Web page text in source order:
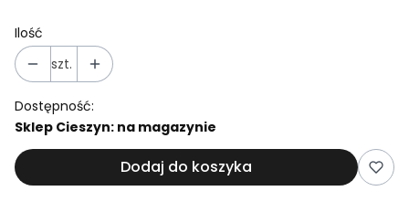
Ilość
szt.
Dostępność:
Sklep Cieszyn: na magazynie
Dodaj do koszyka